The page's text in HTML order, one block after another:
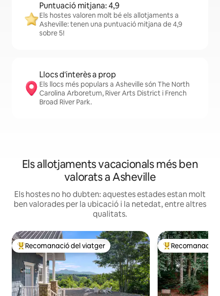
Puntuació mitjana: 4,9
Els hostes valoren molt bé els allotjaments a
Asheville: tenen una puntuació mitjana de 4,9
sobre 5!
Llocs d'interès a prop
Els llocs més populars a Asheville són The North
Carolina Arboretum, River Arts District i French
Broad River Park.
Els allotjaments vacacionals més ben
valorats a Asheville
Els hostes no ho dubten: aquestes estades estan molt
ben valorades per la ubicació i la netedat, entre altres
qualitats.
Principals recomanacions dels viatgers
Recomanació del viatger Principals
Recomanació